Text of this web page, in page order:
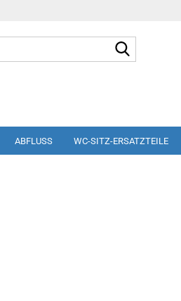
ABFLUSS WC-SITZ-ERSATZTEILE